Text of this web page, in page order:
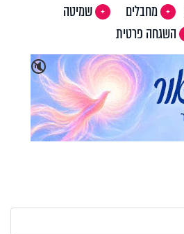
מחבלים
שמיטה
השגחה פרטית
🔇